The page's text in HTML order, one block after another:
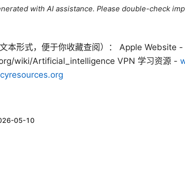
with AI assistance. Please double-check
本形式，便于你收藏查阅）： Apple
wiki/Artificial_intelligence VPN 学习资源 -
05-10